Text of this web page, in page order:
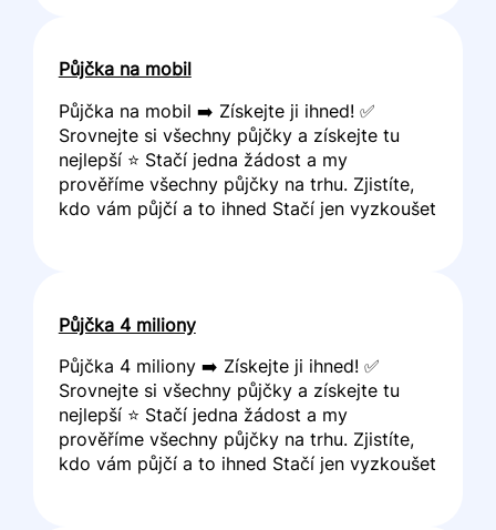
Půjčka na mobil
Půjčka na mobil ➡️ Získejte ji ihned! ✅
Srovnejte si všechny půjčky a získejte tu
nejlepší ⭐ Stačí jedna žádost a my
prověříme všechny půjčky na trhu. Zjistíte,
kdo vám půjčí a to ihned Stačí jen vyzkoušet
Půjčka 4 miliony
Půjčka 4 miliony ➡️ Získejte ji ihned! ✅
Srovnejte si všechny půjčky a získejte tu
nejlepší ⭐ Stačí jedna žádost a my
prověříme všechny půjčky na trhu. Zjistíte,
kdo vám půjčí a to ihned Stačí jen vyzkoušet